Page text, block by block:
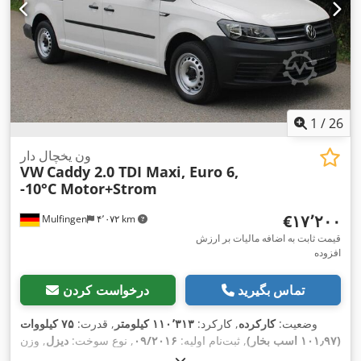
1 /26
Mulfingen ۴٬۰۷۲ km
ون یخچال دار
VW Caddy 2.0 TDI Maxi, Euro 6,
-10°C Motor+Strom
‎€۱۷٬۲۰۰
قیمت ثابت به اضافه مالیات بر ارزش
افزوده
درخواست کردن تماس بگیرید
وضعیت:کارکرده, کارکرد: ۱۱۰٬۳۱۳ کیلومتر , قدرت:
۷۵ کیلووات
(۱۰۱٫۹۷ اسب بخار)
, ثبت‌نام اولیه: ۰۹/۲۰۱۶ , نوع سوخت: دیزل, وزن
, حداکثر وزن بار: